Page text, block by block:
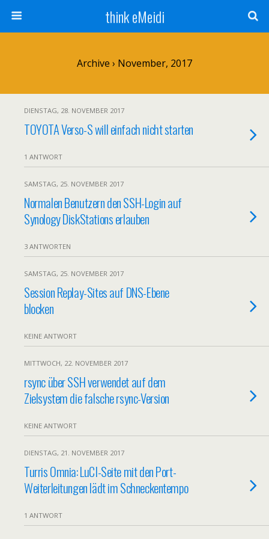
think eMeidi
Archive › November, 2017
DIENSTAG, 28. NOVEMBER 2017
TOYOTA Verso-S will einfach nicht starten
1 ANTWORT
SAMSTAG, 25. NOVEMBER 2017
Normalen Benutzern den SSH-Login auf
Synology DiskStations erlauben
3 ANTWORTEN
SAMSTAG, 25. NOVEMBER 2017
Session Replay-Sites auf DNS-Ebene
blocken
KEINE ANTWORT
MITTWOCH, 22. NOVEMBER 2017
rsync über SSH verwendet auf dem
Zielsystem die falsche rsync-Version
KEINE ANTWORT
DIENSTAG, 21. NOVEMBER 2017
Turris Omnia: LuCI-Seite mit den Port-
Weiterleitungen lädt im Schneckentempo
1 ANTWORT